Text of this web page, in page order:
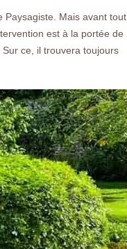
Paysagiste. Mais avant tout
est à la portée de
ce, il trouvera toujours